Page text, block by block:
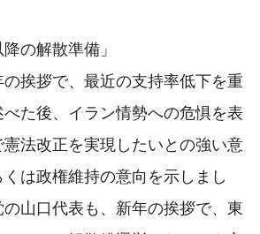
の解散準備」
挨拶で、最近の支持率低下を重
べた後、イラン情勢への危惧を表
法改正を実現したいとの強い意
は政権維持の意向を示しまし
山口代表も、新年の挨拶で、東